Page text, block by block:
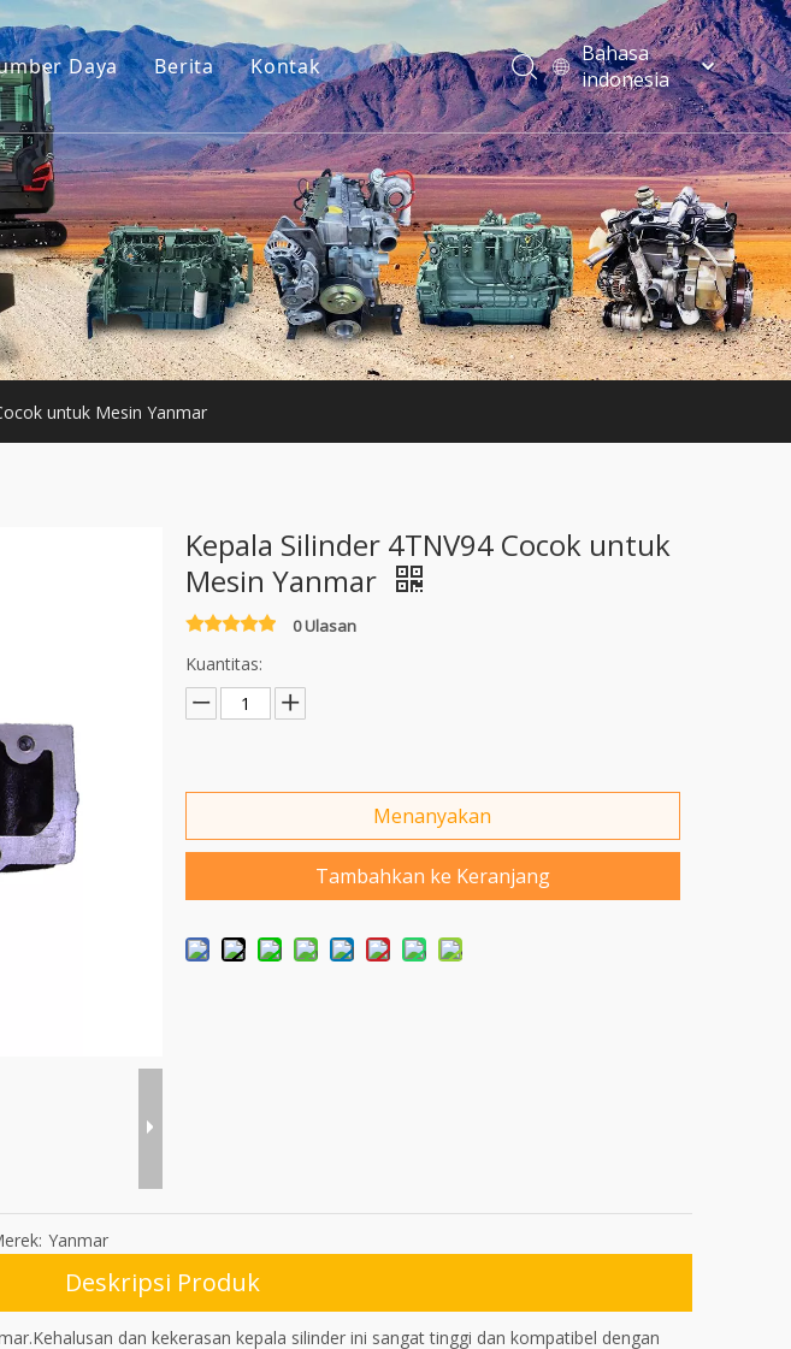
Daya
Panduan
Pertanyaan Umum
Video
Berita Kontak
Bahasa
indonesia
فارسی
Türk dili
ไทย
Italiano
Deutsch
Português
Español
Pусский
Français
untuk Mesin Yanmar
Kepala Silinder 4TNV94 Cocok untuk
Mesin Yanmar
0 Ulasan
Kuantitas:
Menanyakan
Tambahkan ke Keranjang
Yanmar
Deskripsi Produk
dan kekerasan kepala silinder ini sangat tinggi dan kompatibel dengan